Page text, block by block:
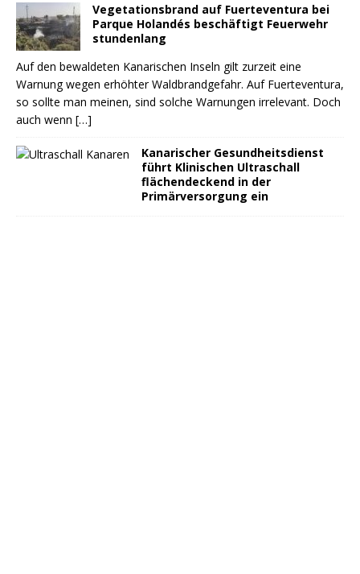
Vegetationsbrand auf Fuerteventura bei
Parque Holandés beschäftigt Feuerwehr
stundenlang
Auf den bewaldeten Kanarischen Inseln gilt zurzeit eine
Warnung wegen erhöhter Waldbrandgefahr. Auf Fuerteventura,
so sollte man meinen, sind solche Warnungen irrelevant. Doch
auch wenn […]
Kanarischer Gesundheitsdienst
führt Klinischen Ultraschall
flächendeckend in der
Primärversorgung ein